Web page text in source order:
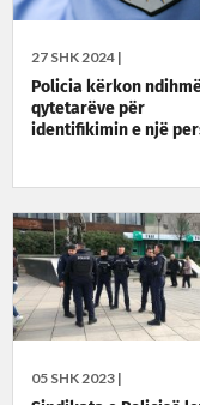
27 SHK 2024 |
Policia kërkon
qytetarëve për
identifikimin e një
05 SHK 2023 |